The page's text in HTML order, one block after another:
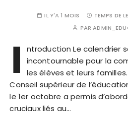
IL Y'A 1 MOIS TEMPS DE
PAR
I
ntroduction Le calendrier
incontournable pour la
les élèves et leurs
Conseil supérieur de
le 1er octobre a permis
cruciaux liés au…